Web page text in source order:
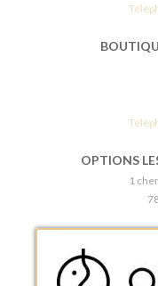
OPTIONS
1